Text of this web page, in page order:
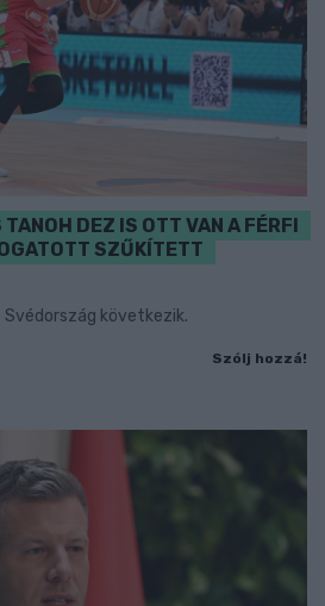
DEZ IS OTT VAN A FÉRFI
SZŰKÍTETT
Svédország következik.
Szólj hozzá!